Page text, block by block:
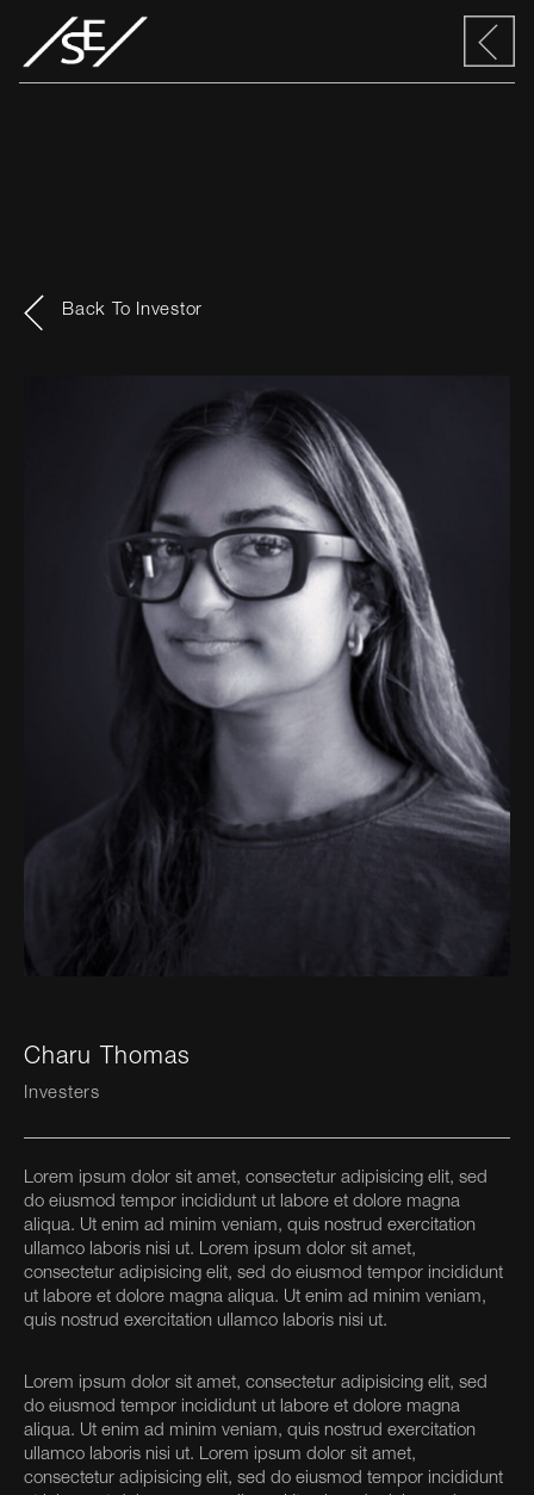
Back To Investor
Charu Thomas
Investers
Lorem ipsum dolor sit amet, consectetur adipisicing elit, sed
do eiusmod tempor incididunt ut labore et dolore magna
aliqua. Ut enim ad minim veniam, quis nostrud exercitation
ullamco laboris nisi ut. Lorem ipsum dolor sit amet,
consectetur adipisicing elit, sed do eiusmod tempor incididunt
ut labore et dolore magna aliqua. Ut enim ad minim veniam,
quis nostrud exercitation ullamco laboris nisi ut.
Lorem ipsum dolor sit amet, consectetur adipisicing elit, sed
do eiusmod tempor incididunt ut labore et dolore magna
aliqua. Ut enim ad minim veniam, quis nostrud exercitation
ullamco laboris nisi ut. Lorem ipsum dolor sit amet,
consectetur adipisicing elit, sed do eiusmod tempor incididunt